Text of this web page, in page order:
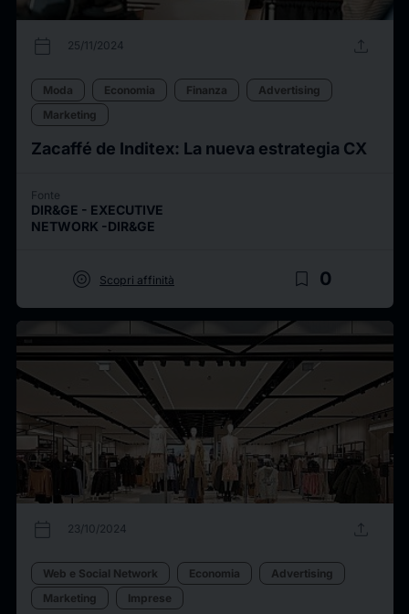
calendar_today 25/11/2024 upload
Moda Economia Finanza
Advertising
Marketing
Zacaffé de Inditex: La nueva estrategia CX
Fonte
DIR&GE - EXECUTIVE
NETWORK -DIR&GE
target Scopri affinità bookmark_border 0
calendar_today 23/10/2024 upload
Web e Social Network Economia
Advertising
Marketing
Imprese